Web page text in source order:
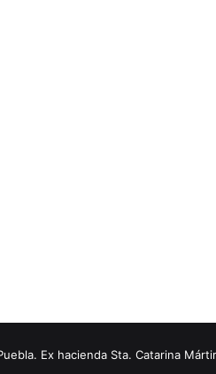
Ex hacienda Sta. Catarina